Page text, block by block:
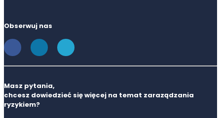
Obserwuj nas
Masz pytania,
chcesz dowiedzieć się więcej na temat zaraządzania
ryzykiem?